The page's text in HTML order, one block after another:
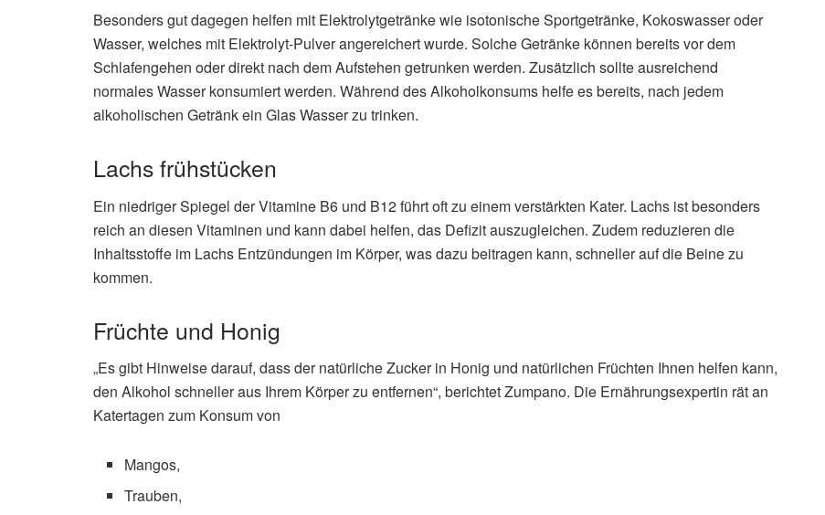
Besonders gut dagegen helfen mit Elektrolytgetränke wie isotonische Sportgetränke, Kokoswasser oder
Wasser, welches mit Elektrolyt-Pulver angereichert wurde. Solche Getränke können bereits vor dem
Schlafengehen oder direkt nach dem Aufstehen getrunken werden. Zusätzlich sollte ausreichend
normales Wasser konsumiert werden. Während des Alkoholkonsums helfe es bereits, nach jedem
alkoholischen Getränk ein Glas Wasser zu trinken.
Lachs frühstücken
Ein niedriger Spiegel der Vitamine B6 und B12 führt oft zu einem verstärkten Kater. Lachs ist besonders
reich an diesen Vitaminen und kann dabei helfen, das Defizit auszugleichen. Zudem reduzieren die
Inhaltsstoffe im Lachs Entzündungen im Körper, was dazu beitragen kann, schneller auf die Beine zu
kommen.
Früchte und Honig
„Es gibt Hinweise darauf, dass der natürliche Zucker in Honig und natürlichen Früchten Ihnen helfen kann,
den Alkohol schneller aus Ihrem Körper zu entfernen“, berichtet Zumpano. Die Ernährungsexpertin rät an
Katertagen zum Konsum von
Mangos,
Trauben,